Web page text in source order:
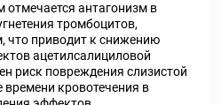
антагонизм в
тромбоцитов,
что приводит к снижению
ацетилсалициловой
риск повреждения слизистой
кровотечения в